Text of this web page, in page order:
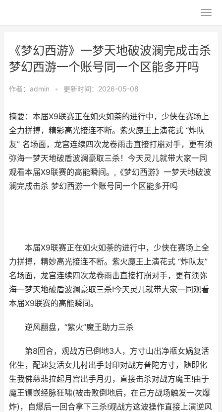
《梦幻西游》一梦天地破波澜完成击杀
梦幻西游一个账号同一个区能多开吗
作者： admin • 更新时间：2026-05-08
摘要：本届X9联赛正在如火如荼的进行中，少侠在赛场上
全力拼搏，精彩高光接连不断。紫火魔王上演花式 “炸队
友” 名场面，龙宫连续四次龙卷雨击直接打崩对手，更有须
弥海一梦天地破盾波澜豪取三杀！今天灵儿就带大家一同
观看本届X9联赛的高能瞬间。,《梦幻西游》一梦天地破波
澜完成击杀 梦幻西游一个账号同一个区能多开吗
本届X9联赛正在如火如荼的进行中，少侠在赛场上全
力拼搏，精妙高光接连不断。紫火魔王上演花式 “炸队友”
名场面，龙宫连续四次龙卷雨击直接打崩对手，更有须弥
海一梦天地破盾波澜豪取三杀!今天灵儿就带大家一同观看
本届X9联赛的高能瞬间。
逆风翻盘，“紫火”魔王助力三杀
第8回合，观战方已倒地3人，方寸山出净瓶女娲复活
化生，配速复活女儿村出手封印对战方普陀方寸，随即化
生我佛慈悲拉起月宫出手月刃，直接击杀对战方魔王!由于
魔王镶嵌经脉狂啸(被击败倒地后，在己方战场触发一次爆
炸)，自爆后一回合拿下三杀!观战方这波操作直接上演逆风